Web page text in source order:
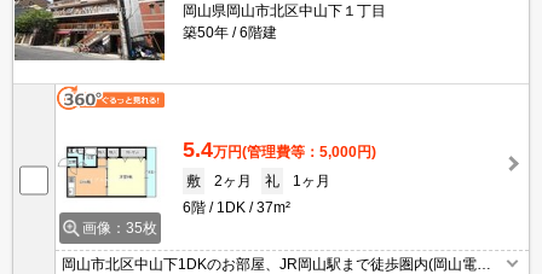
岡山県岡山市北区中山下１丁目
築50年
6階建
画像：35枚
5.4万円(管理費等：5,000円)
敷
2ヶ月 礼
1ヶ月
6階
1DK 37m²
岡山市北区中山下1DKのお部屋、JR岡山駅まで徒歩圏内(岡山電気